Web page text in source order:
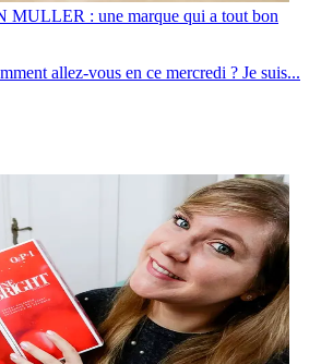
MULLER : une marque qui a tout bon
allez-vous en ce mercredi ? Je suis...